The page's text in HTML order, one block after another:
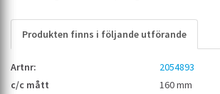
Produkten finns i följande utförande
2054893
160 mm